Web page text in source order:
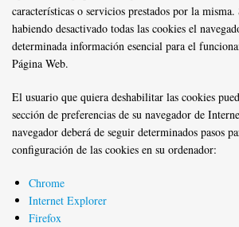
características o servicios prestados por la
habiendo desactivado todas las cookies el
determinada información esencial para el
Página Web.
El usuario que quiera deshabilitar las cookies
sección de preferencias de su navegador de
navegador deberá de seguir determinados pasos
configuración de las cookies en su ordenador:
Chrome
Internet Explorer
Firefox